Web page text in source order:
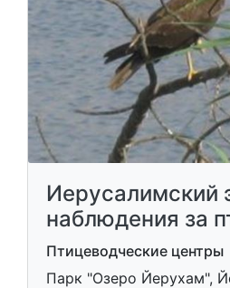
Иерусалимский
наблюдения за
Птицеводческие центры
Парк "Озеро Йерухам",